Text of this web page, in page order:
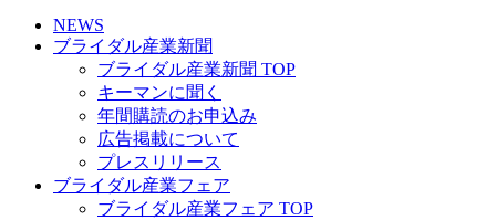
NEWS
ブライダル産業新聞
ブライダル産業新聞 TOP
キーマンに聞く
年間購読のお申込み
広告掲載について
プレスリリース
ブライダル産業フェア
ブライダル産業フェア TOP